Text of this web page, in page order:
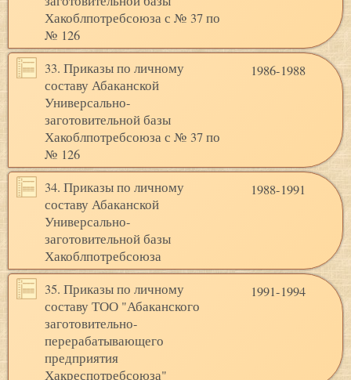
Хакоблпотребсоюза с № 37 по
№ 126
33. Приказы по личному
составу Абаканской
Универсально-
заготовительной базы
Хакоблпотребсоюза с № 37 по
№ 126
1986-1988
34. Приказы по личному
составу Абаканской
Универсально-
заготовительной базы
Хакоблпотребсоюза
1988-1991
35. Приказы по личному
составу ТОО "Абаканского
заготовительно-
перерабатывающего
предприятия
Хакреспотребсоюза"
1991-1994